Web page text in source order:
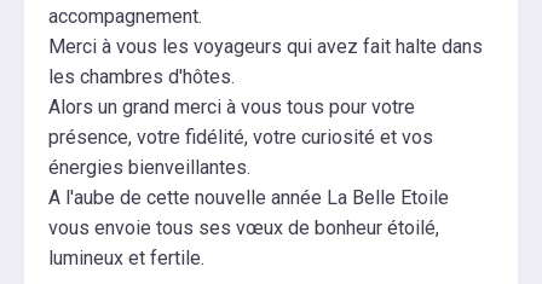
accompagnement.
Merci à vous les voyageurs qui avez fait halte dans
les chambres d'hôtes.
Alors un grand merci à vous tous pour votre
présence, votre fidélité, votre curiosité et vos
énergies bienveillantes.
A l'aube de cette nouvelle année La Belle Etoile
vous envoie tous ses vœux de bonheur étoilé,
lumineux et fertile.